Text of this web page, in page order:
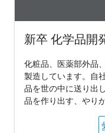
新卒 化学品開
化粧品、医薬部外品
製造しています。自
品を世の中に送り出
品を作り出す、やり